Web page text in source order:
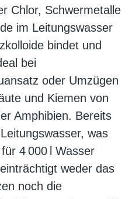
Chlor, Schwermetalle
im Leitungswasser
bindet und
bei
oder Umzügen
und Kiemen von
Amphibien. Bereits
was
4 000 l Wasser
weder das
noch die